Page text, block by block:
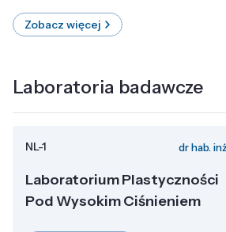
Zobacz więcej
Laboratoria badawcze
NL-1 dr hab.
Laboratorium Plastyczności
Pod Wysokim Ciśnieniem